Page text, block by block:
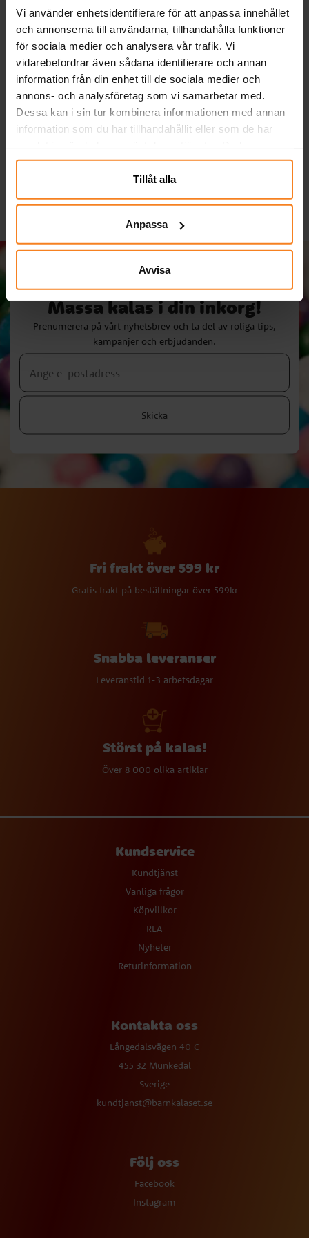
Vi använder enhetsidentifierare för att anpassa innehållet
och annonserna till användarna, tillhandahålla funktioner
för sociala medier och analysera vår trafik. Vi
vidarebefordrar även sådana identifierare och annan
information från din enhet till de sociala medier och
annons- och analysföretag som vi samarbetar med.
Dessa kan i sin tur kombinera informationen med annan
information som du har tillhandahållit eller som de har
närsomhelst ändra ditt samtycke.
Tillåt alla
Anpassa
Avvisa
Stitch & Angel Girlang
Happy Birthday
Pris : 69,00 kr
69,00 kr
KÖP
Spidey And His Amazing
Friends - Flaggirlang 230
cm
Pris: 69,00 kr
69,00 kr
KÖP
Massa kalas i din inkorg!
Prenumerera på vårt nyhetsbrev och ta del av roliga tips,
kampanjer och erbjudanden.
Skicka
Fri frakt över 599 kr
Gratis frakt på beställningar över 599kr
Snabba leveranser
Leveranstid 1-3 arbetsdagar
Störst på kalas!
Över 8 000 olika artiklar
Kundservice
Kundtjänst
Vanliga frågor
Köpvillkor
REA
Nyheter
Returinformation
Kontakta oss
Långedalsvägen 40 C
455 32 Munkedal
Sverige
kundtjanst@barnkalaset.se
Följ oss
Facebook
Instagram